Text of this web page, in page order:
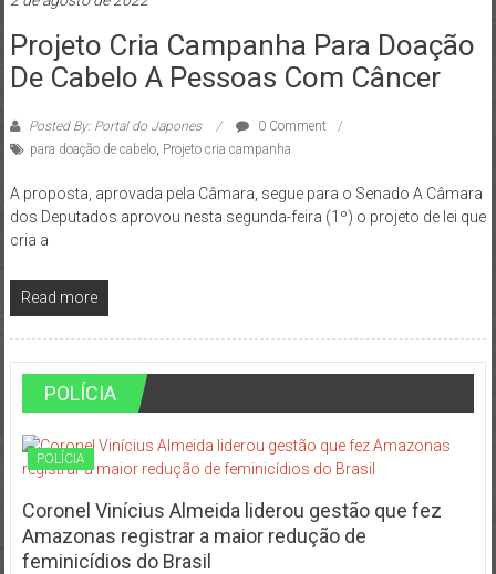
Projeto Cria Campanha Para Doação
De Cabelo A Pessoas Com Câncer
Posted By: Portal do Japones
0 Comment
para doação de cabelo, Projeto cria campanha
A proposta, aprovada pela Câmara, segue para o Senado A Câmara
dos Deputados aprovou nesta segunda-feira (1º) o projeto de lei que
cria a
Read more
POLÍCIA
POLÍCIA
Coronel Vinícius Almeida liderou gestão que fez
Amazonas registrar a maior redução de
feminicídios do Brasil